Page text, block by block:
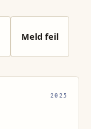
Meld feil
2025